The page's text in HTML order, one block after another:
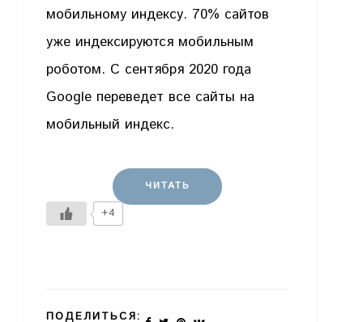
мобильному индексу. 70% сайтов
уже индексируются мобильным
роботом. С сентября 2020 года
Google переведет все сайты на
мобильный индекс.
ЧИТАТЬ
+4
ПОДЕЛИТЬСЯ: